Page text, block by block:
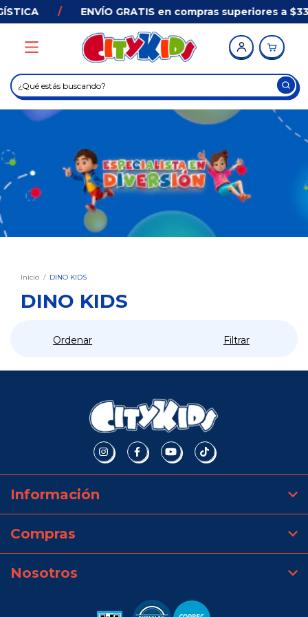
/ ENVÍO GRATIS en compras superiores a
Inicio / DINO KIDS
DINO KIDS
Ordenar Filtrar
Información
Compras
Nosotros